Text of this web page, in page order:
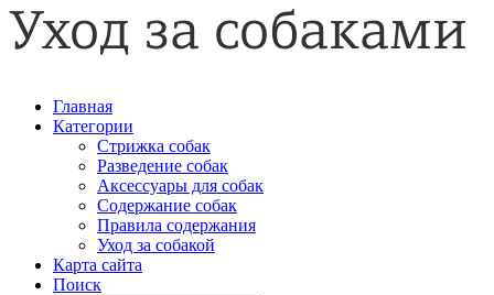
Главная
Категории
Стрижка собак
Разведение собак
Аксессуары для собак
Содержание собак
Правила содержания
Уход за собакой
Карта сайта
Поиск